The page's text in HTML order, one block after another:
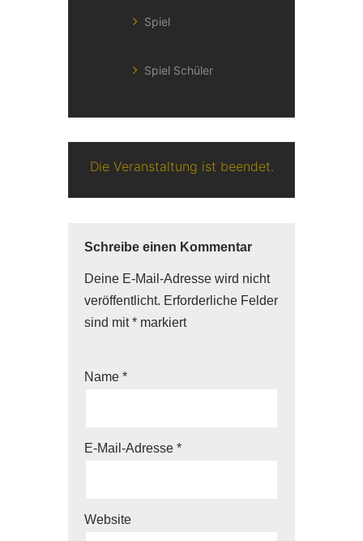
Spiel
Spiel Schüler
Die Veranstaltung ist beendet.
Schreibe einen Kommentar
Deine E-Mail-Adresse wird nicht
veröffentlicht. Erforderliche Felder
sind mit* markiert
Name *
E-Mail-Adresse *
Website